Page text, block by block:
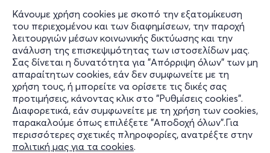
Κάνουμε χρήση cookies με σκοπό την εξατομίκευση
του περιεχομένου και των διαφημίσεων, την παροχή
λειτουργιών μέσων κοινωνικής δικτύωσης και την
ανάλυση της επισκεψιμότητας των ιστοσελίδων μας.
Σας δίνεται η δυνατότητα για "Απόρριψη όλων" των μη
απαραίτητων cookies, εάν δεν συμφωνείτε με τη
χρήση τους, ή μπορείτε να ορίσετε τις δικές σας
προτιμήσεις, κάνοντας κλικ στο "Ρυθμίσεις cookies".
Διαφορετικά, εάν συμφωνείτε με τη χρήση των cookies,
παρακαλούμε όπως επιλέξετε "Αποδοχή όλων".Για
περισσότερες σχετικές πληροφορίες, ανατρέξτε στην
πολιτική μας για τα cookies.
Πληροφορίες
Υποστήριξη
Stay Connected